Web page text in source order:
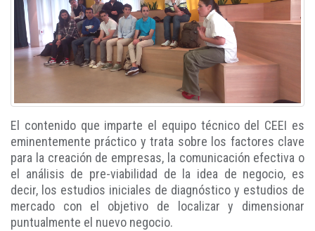
El contenido que imparte el equipo técnico del CEEI es
eminentemente práctico y trata sobre los factores clave
para la creación de empresas, la comunicación efectiva o
el análisis de pre-viabilidad de la idea de negocio, es
decir, los estudios iniciales de diagnóstico y estudios de
mercado con el objetivo de localizar y dimensionar
puntualmente el nuevo negocio.